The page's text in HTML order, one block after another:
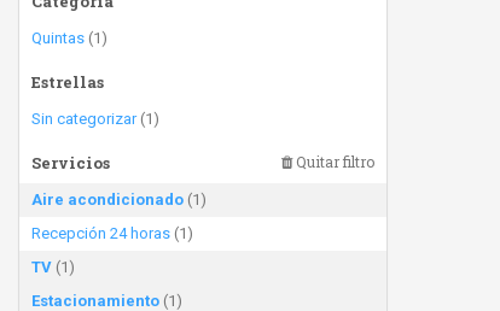
Quintas (1)
Estrellas
Sin categorizar(1)
Servicios Quitar filtro
Aire acondicionado (1)
Recepción 24 horas (1)
TV (1)
Estacionamiento (1)